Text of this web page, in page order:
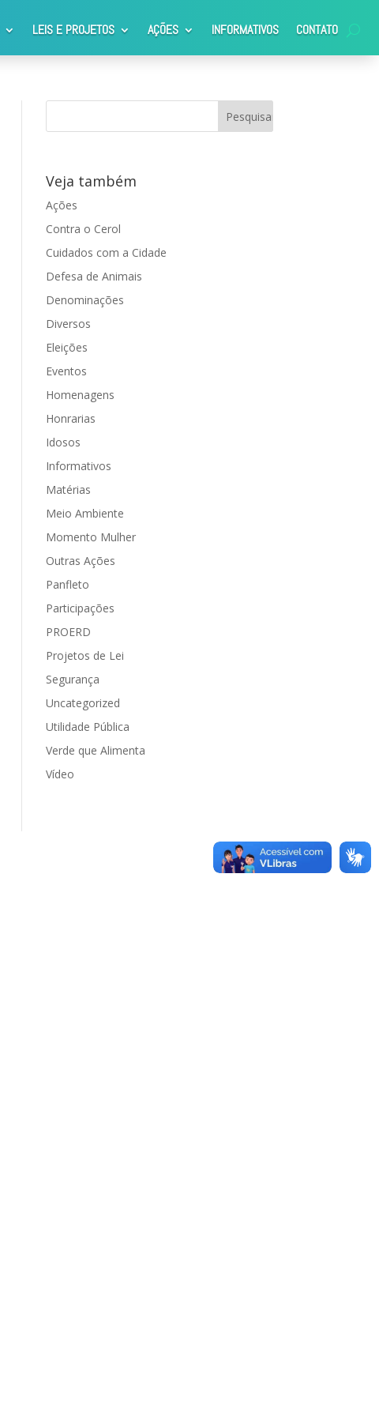
LEIS E PROJETOS AÇÕES INFORMATIVOS CONTATO
Veja também
Ações
Contra o Cerol
Cuidados com a Cidade
Defesa de Animais
Denominações
Diversos
Eleições
Eventos
Homenagens
Honrarias
Idosos
Informativos
Matérias
Meio Ambiente
Momento Mulher
Outras Ações
Panfleto
Participações
PROERD
Projetos de Lei
Segurança
Uncategorized
Utilidade Pública
Verde que Alimenta
Vídeo